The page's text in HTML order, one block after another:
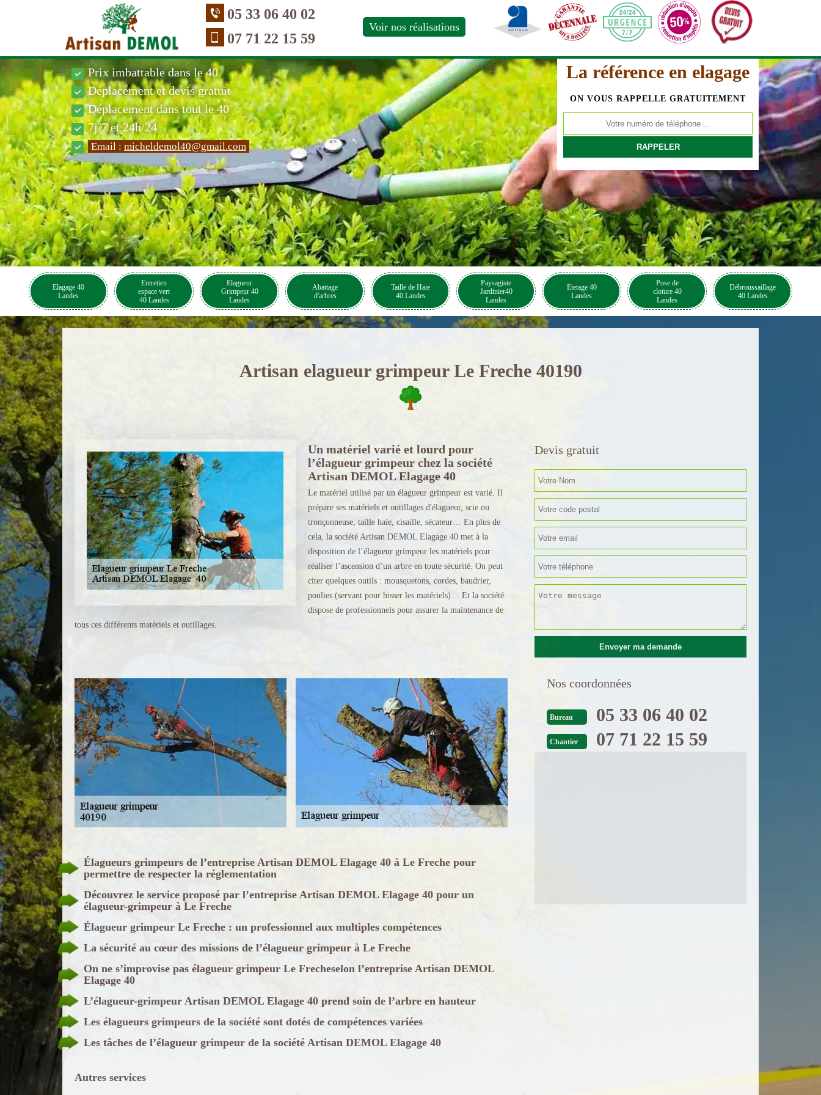
05 33 06 40 02
07 71 22 15 59
Voir nos réalisations
La référence en elagage
ON VOUS RAPPELLE GRATUITEMENT
Prix imbattable dans le 40
Déplacement et devis gratuit
Déplacement dans tout le 40
7j/7 et 24h/24
Email : micheldemol40@gmail.com
Elagage 40
Landes
Entretien
espace vert
40 Landes
Elagueur
Grimpeur 40
Landes
Abattage
d'arbres
Taille de Haie
40 Landes
Paysagiste
Jardinier40
Landes
Etetage 40
Landes
Pose de
cloture 40
Landes
Débroussaillage
40 Landes
Artisan elagueur grimpeur Le Freche 40190
Un matériel varié et lourd pour
l’élagueur grimpeur chez la société
Artisan DEMOL Elagage 40
Le matériel utilisé par un élagueur grimpeur est varié. Il
prépare ses matériels et outillages d'élagueur, scie ou
tronçonneuse, taille haie, cisaille, sécateur… En plus de
cela, la société Artisan DEMOL Elagage 40 met à la
disposition de l’élagueur grimpeur les matériels pour
réaliser l’ascension d’un arbre en toute sécurité. On peut
citer quelques outils : mousquetons, cordes, baudrier,
poulies (servant pour hisser les matériels)… Et la société
dispose de professionnels pour assurer la maintenance de
tous ces différents matériels et outillages.
Élagueurs grimpeurs de l’entreprise Artisan DEMOL Elagage 40 à Le Freche pour
permettre de respecter la réglementation
Découvrez le service proposé par l’entreprise Artisan DEMOL Elagage 40 pour un
élagueur-grimpeur à Le Freche
Élagueur grimpeur Le Freche : un professionnel aux multiples compétences
La sécurité au cœur des missions de l’élagueur grimpeur à Le Freche
On ne s’improvise pas élagueur grimpeur Le Frecheselon l’entreprise Artisan DEMOL
Elagage 40
L’élagueur-grimpeur Artisan DEMOL Elagage 40 prend soin de l’arbre en hauteur
Les élagueurs grimpeurs de la société sont dotés de compétences variées
Les tâches de l’élagueur grimpeur de la société Artisan DEMOL Elagage 40
Devis gratuit
Nos coordonnées
Bureau 05 33 06 40 02
Chantier 07 71 22 15 59
Autres services